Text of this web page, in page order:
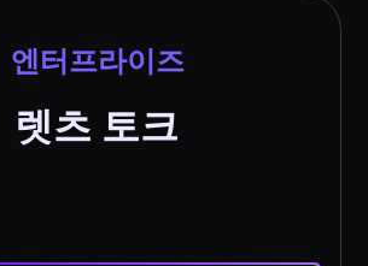
엔터프라이즈
렛츠 토크